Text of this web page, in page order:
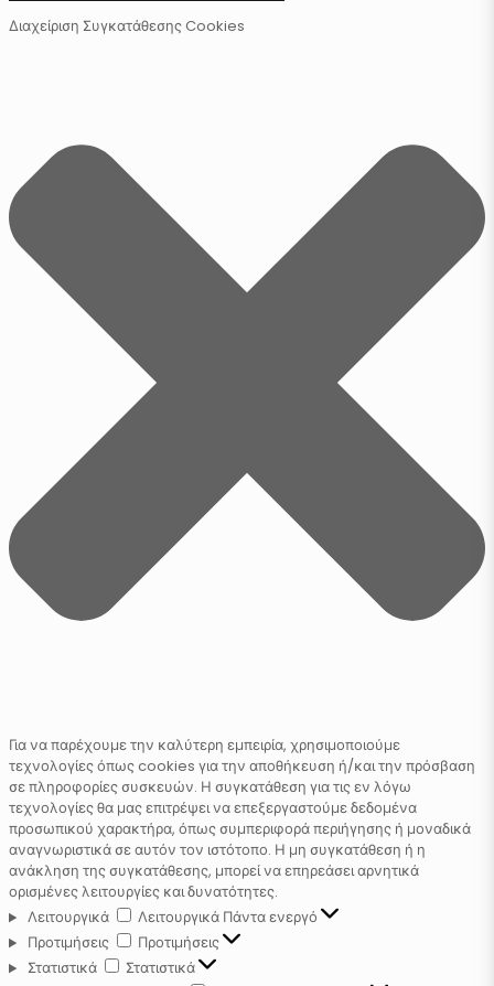
Διαχείριση Συγκατάθεσης Cookies
Για να παρέχουμε την καλύτερη εμπειρία, χρησιμοποιούμε
τεχνολογίες όπως cookies για την αποθήκευση ή/και την πρόσβαση
σε πληροφορίες συσκευών. Η συγκατάθεση για τις εν λόγω
τεχνολογίες θα μας επιτρέψει να επεξεργαστούμε δεδομένα
προσωπικού χαρακτήρα, όπως συμπεριφορά περιήγησης ή μοναδικά
αναγνωριστικά σε αυτόν τον ιστότοπο. Η μη συγκατάθεση ή η
ανάκληση της συγκατάθεσης, μπορεί να επηρεάσει αρνητικά
ορισμένες λειτουργίες και δυνατότητες.
Λειτουργικά
Λειτουργικά Πάντα ενεργό
Προτιμήσεις
Προτιμήσεις
Στατιστικά
Στατιστικά